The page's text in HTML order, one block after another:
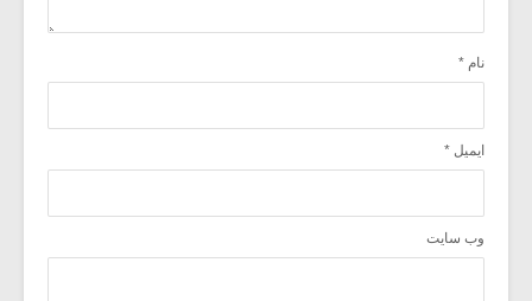
نام *
ایمیل *
وب‌ سایت